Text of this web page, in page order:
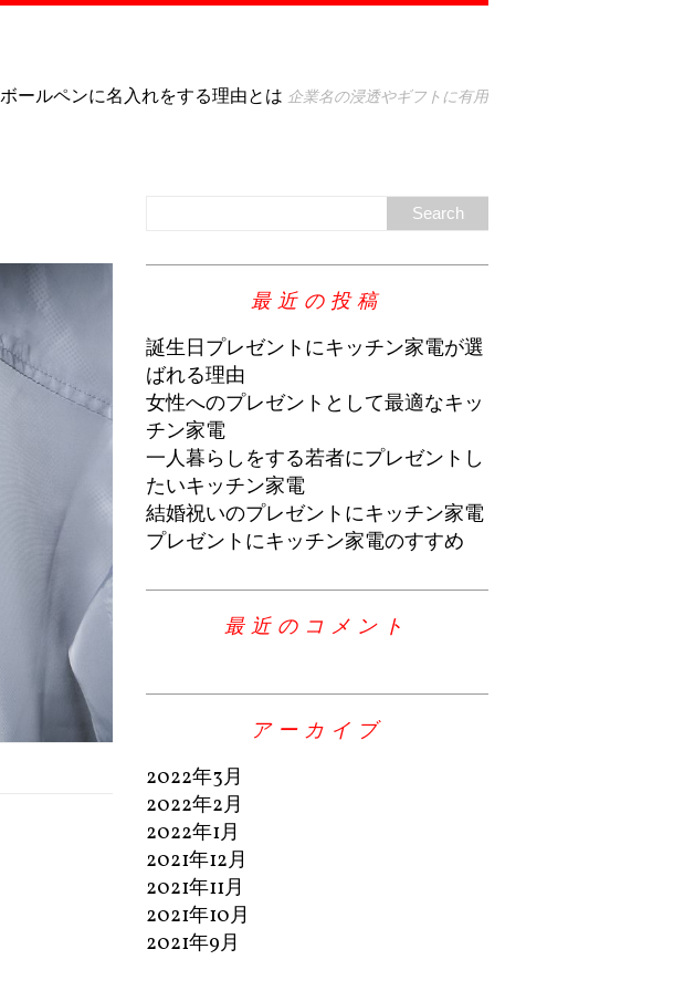
ボールペンに名入れをする理由とは 企業名の浸透やギフトに有用
最近の投稿
誕生日プレゼントにキッチン家電が選
ばれる理由
女性へのプレゼントとして最適なキッ
チン家電
一人暮らしをする若者にプレゼントし
たいキッチン家電
結婚祝いのプレゼントにキッチン家電
プレゼントにキッチン家電のすすめ
最近のコメント
アーカイブ
2022年3月
2022年2月
2022年1月
2021年12月
2021年11月
2021年10月
2021年9月